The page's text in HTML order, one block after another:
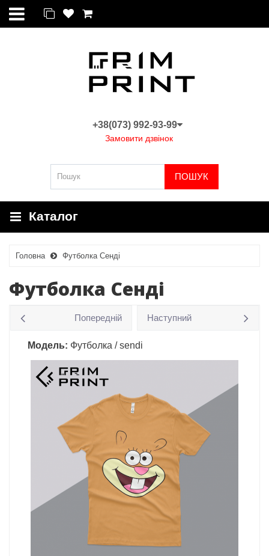
+38(073) 992-93-99
Замовити дзвінок
ПОШУК
Каталог
Головна Футболка Сенді
Футболка Сенді
Попередній Наступний
Модель: Футболка / sendi